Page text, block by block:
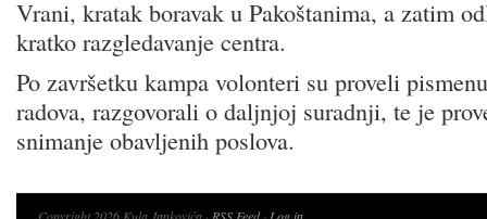
Vrani, kratak boravak u Pakoštanima, a zatim
kratko razgledavanje centra.
Po završetku kampa volonteri su proveli
radova, razgovorali o daljnjoj suradnji, te je
snimanje obavljenih poslova.